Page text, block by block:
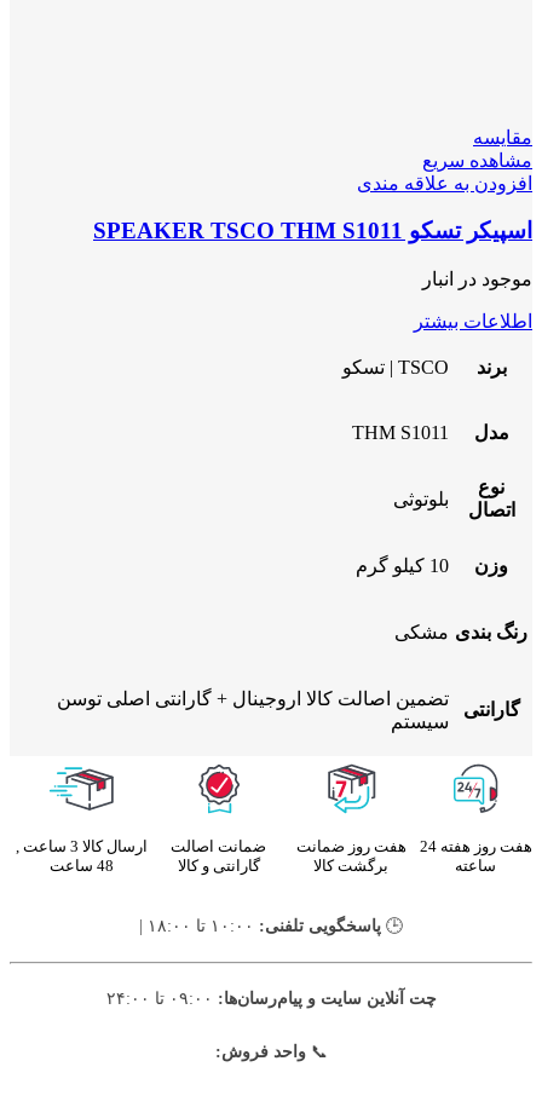
مقایسه
مشاهده سریع
افزودن به علاقه مندی
اسپیکر تسکو SPEAKER TSCO THM S1011
موجود در انبار
اطلاعات بیشتر
برند TSCO | تسکو
مدل THM S1011
نوع
اتصال
بلوتوثی
وزن 10 کیلو گرم
رنگ بندی مشکی
گارانتی
تضمین اصالت کالا اروجینال + گارانتی اصلی توسن
سیستم
هفت روز هفته 24
ساعته
هفت روز ضمانت
برگشت کالا
ضمانت اصالت
گارانتی و کالا
ارسال کالا 3 ساعت ,
48 ساعت
🕒 پاسخگویی تلفنی:
چت آنلاین سایت و پیام‌رسان‌ها:
📞واحد فروش: